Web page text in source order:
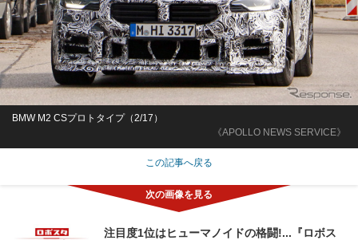
《APOLLO NEWS SERVICE》
BMW M2 CSプロトタイプ（2/17）
この記事へ戻る
注目度1位はヒューマノイドの格闘!...『ロボス